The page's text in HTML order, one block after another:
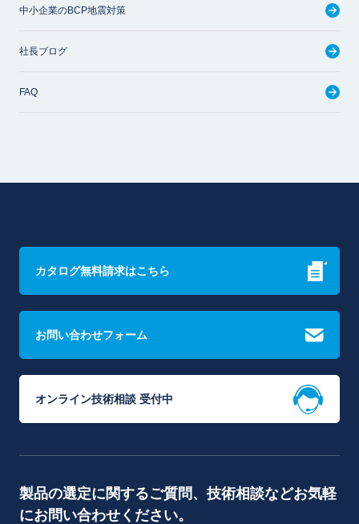
中小企業のBCP地震対策
社長ブログ
FAQ
カタログ無料請求はこちら
お問い合わせフォーム
オンライン技術相談 受付中
製品の選定に関するご質問、技術相談などお気軽
にお問い合わせください。